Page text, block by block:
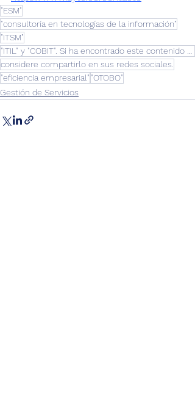
"ESM"
"consultoría en tecnologías de la información"
"ITSM"
considere compartirlo en sus redes sociales.
"eficiencia empresarial" "OTOBO"
Gestión de Servicios